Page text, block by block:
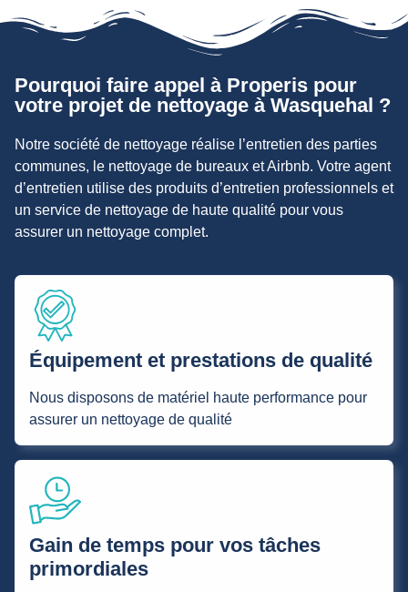
Pourquoi faire appel à Properis pour
votre projet de nettoyage à Wasquehal ?
Notre société de nettoyage réalise l’entretien des parties
communes, le nettoyage de bureaux et Airbnb. Votre agent
d’entretien utilise des produits d’entretien professionnels et
un service de nettoyage de haute qualité pour vous
assurer un nettoyage complet.
Équipement et prestations de qualité
Nous disposons de matériel haute performance pour
assurer un nettoyage de qualité
Gain de temps pour vos tâches
primordiales